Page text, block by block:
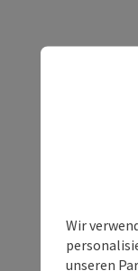
Wir
unseren